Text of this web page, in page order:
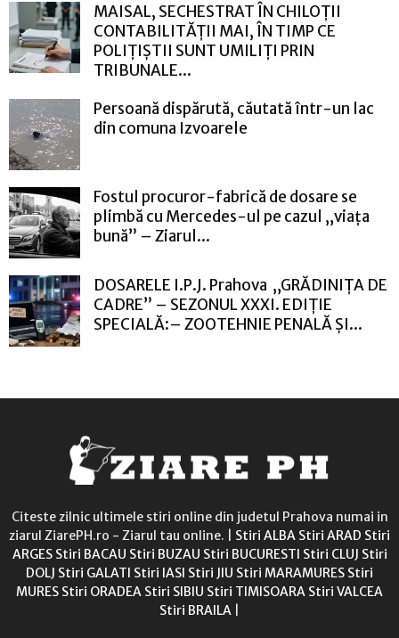
MAISAL, SECHESTRAT ÎN CHILOȚII
CONTABILITĂȚII MAI, ÎN TIMP CE
POLIȚIȘTII SUNT UMILIȚI PRIN
TRIBUNALE...
Persoană dispărută, căutată într-un lac
din comuna Izvoarele
Fostul procuror-fabrică de dosare se
plimbă cu Mercedes-ul pe cazul „viața
bună” – Ziarul...
DOSARELE I.P.J. Prahova „GRĂDINIȚA DE
CADRE” – SEZONUL XXXI. EDIȚIE
SPECIALĂ:– ZOOTEHNIE PENALĂ ȘI...
Citeste zilnic ultimele stiri online din judetul Prahova numai in
ziarul ZiarePH.ro - Ziarul tau online. | Stiri ALBA Stiri ARAD Stiri
ARGES Stiri BACAU Stiri BUZAU Stiri BUCURESTI Stiri CLUJ Stiri
DOLJ Stiri GALATI Stiri IASI Stiri JIU Stiri MARAMURES Stiri
MURES Stiri ORADEA Stiri SIBIU Stiri TIMISOARA Stiri VALCEA
Stiri BRAILA